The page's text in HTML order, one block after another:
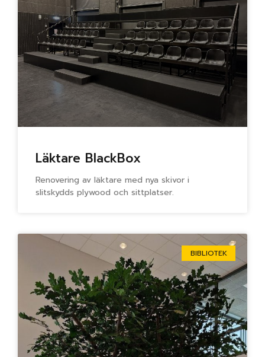
Läktare BlackBox
Renovering av läktare med nya skivor i
slitskydds plywood och sittplatser.
BIBLIOTEK